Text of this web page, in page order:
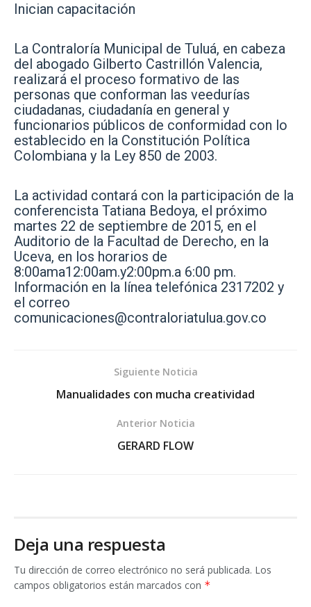
Inician capacitación
La Contraloría Municipal de Tuluá, en cabeza
del abogado Gilberto Castrillón Valencia,
realizará el proceso formativo de las
personas que conforman las veedurías
ciudadanas, ciudadanía en general y
funcionarios públicos de conformidad con lo
establecido en la Constitución Política
Colombiana y la Ley 850 de 2003.
La actividad contará con la participación de la
conferencista Tatiana Bedoya, el próximo
martes 22 de septiembre de 2015, en el
Auditorio de la Facultad de Derecho, en la
Uceva, en los horarios de
8:00ama12:00am.y2:00pm.a 6:00 pm.
Información en la línea telefónica 2317202 y
el correo
comunicaciones@contraloriatulua.gov.co
Siguiente Noticia
Manualidades con mucha creatividad
Anterior Noticia
GERARD FLOW
Deja una respuesta
Tu dirección de correo electrónico no será publicada. Los
campos obligatorios están marcados con *